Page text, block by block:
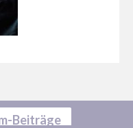
Beiträge